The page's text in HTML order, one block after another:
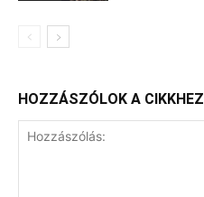
HOZZÁSZÓLOK A CIKKHEZ